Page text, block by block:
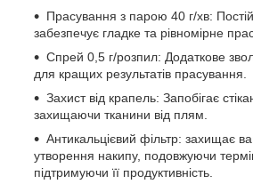
Прасування з парою 40 г/хв:
забезпечує гладке та рівномірне
Спрей 0,5 г/розпил: Додаткове
для кращих результатів прасування.
Захист від крапель: Запобігає
захищаючи тканини від плям.
Антикальцієвий фільтр: захищає
утворення накипу, подовжуючи
підтримуючи її продуктивність.